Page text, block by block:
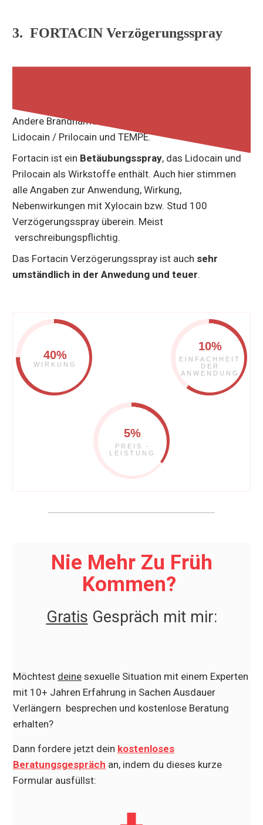
3. FORTACIN Verzögerungsspray
Andere Brandnamen sind auch PSD502, Plethora
Lidocain / Prilocain und TEMPE.
Fortacin ist ein Betäubungsspray, das Lidocain und
Prilocain als Wirkstoffe enthält. Auch hier stimmen
alle Angaben zur Anwendung, Wirkung,
Nebenwirkungen mit Xylocain bzw. Stud 100
Verzögerungsspray überein. Meist
verschreibungspflichtig.
Das Fortacin Verzögerungsspray ist auch sehr
umständlich in der Anwedung und teuer.
40%
WIRKUNG
10%
EINFACHHEIT
DER
ANWENDUNG
5%
PREIS -
LEISTUNG
Nie Mehr Zu Früh
Kommen?
Gratis Gespräch mit mir:
Möchtest deine sexuelle Situation mit einem Experten
mit 10+ Jahren Erfahrung in Sachen Ausdauer
Verlängern besprechen und kostenlose Beratung
erhalten?
Dann fordere jetzt dein kostenloses
Beratungsgespräch an, indem du dieses kurze
Formular ausfüllst: